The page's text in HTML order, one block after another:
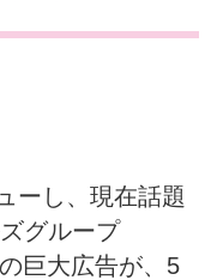
ーし、現在話題
グループ
巨大広告が、5